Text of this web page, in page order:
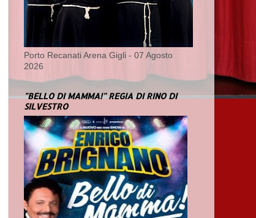
Porto Recanati Arena Gigli - 07 Agosto
2026
"BELLO DI MAMMA!" REGIA DI RINO DI
SILVESTRO